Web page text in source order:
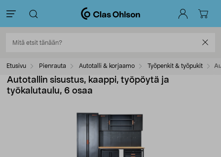
Etusivu Pienrauta Autotalli & korjaamo Työpenkit & työpukit
Autotallin sisustus, kaappi, työpöytä ja
työkalutaulu, 6 osaa